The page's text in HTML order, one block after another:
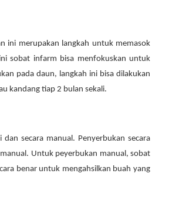
ini merupakan langkah untuk memasok
sobat infarm bisa menfokuskan untuk
pada daun, langkah ini bisa dilakukan
kandang tiap 2 bulan sekali.
secara manual. Penyerbukan secara
Untuk peyerbukan manual, sobat
benar untuk mengahsilkan buah yang